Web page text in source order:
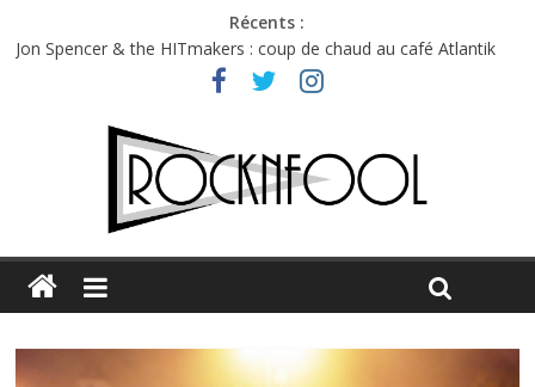
Récents :
Charlie Puth à l’Olympia : la leçon de pop du Professeur Puth
Jon Spencer & the HITmakers : coup de chaud au café Atlantik
Hellfest 2026 vendredi : température et émotions en hausse
Hellfest 2026 jeudi : impossible de choisir entre chaleur et bonne
Première édition du Midgard Festival : entre bière, métal et